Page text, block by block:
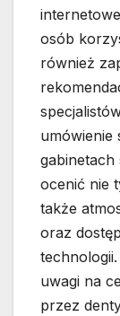
osób
również
umówienie
ocenić nie
także
oraz
uwagi na
przez